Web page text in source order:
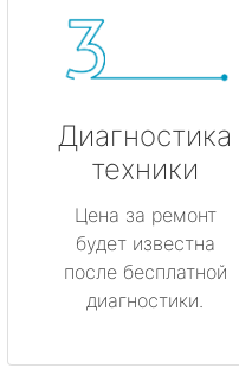
Диагностика
техники
Цена за ремонт
будет известна
после бесплатной
диагностики.